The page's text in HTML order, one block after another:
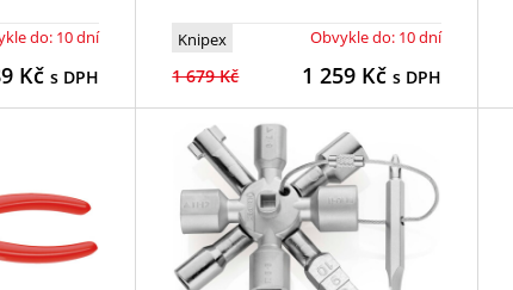
do: 10 dní
Kčs DPH
Knipex Obvykle do: 10 dní
1 679 Kč 1 259 Kčs DPH